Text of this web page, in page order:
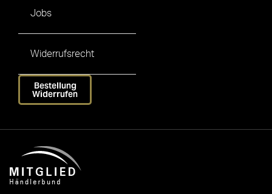
Jobs
Widerrufsrecht
Bestellung
Widerrufen